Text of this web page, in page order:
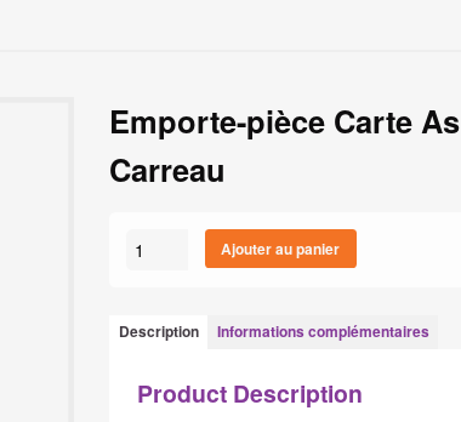
Emporte-pièce Carte As
Carreau
quantité
pièce
Carte
Carreau
Ajouter au panier
Description Informations complémentaires
Product Description